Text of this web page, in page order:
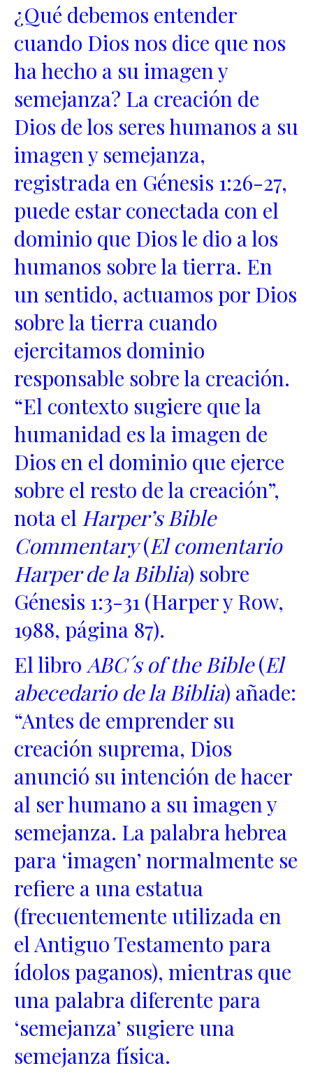
¿Qué debemos entender
cuando Dios nos dice que nos
ha hecho a su imagen y
semejanza? La creación de
Dios de los seres humanos a su
imagen y semejanza,
registrada en Génesis 1:26-27,
puede estar conectada con el
dominio que Dios le dio a los
humanos sobre la tierra. En
un sentido, actuamos por Dios
sobre la tierra cuando
ejercitamos dominio
responsable sobre la creación.
“El contexto sugiere que la
humanidad es la imagen de
Dios en el dominio que ejerce
sobre el resto de la creación”,
nota el Harper’s Bible
Commentary(El comentario
Harper de la Biblia) sobre
Génesis 1:3-31 (Harper y Row,
1988, página 87).
El libro ABC´s of the Bible(El
abecedario de la Biblia) añade:
“Antes de emprender su
creación suprema, Dios
anunció su intención de hacer
al ser humano a su imagen y
semejanza. La palabra hebrea
para ‘imagen’ normalmente se
refiere a una estatua
(frecuentemente utilizada en
el Antiguo Testamento para
ídolos paganos), mientras que
una palabra diferente para
‘semejanza’ sugiere una
semejanza física.